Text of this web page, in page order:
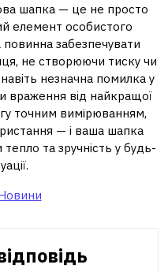
шапка — це не просто
елемент особистого
забезпечувати
не створюючи тиску чи
незначна помилка у
враження від найкращої
точним вимірюванням,
— і ваша шапка
та зручність у будь-